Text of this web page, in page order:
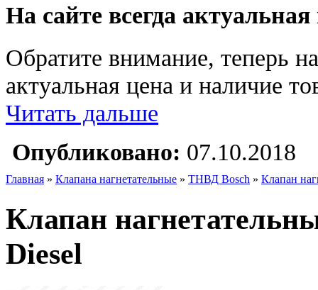
На сайте всегда
Обратите внимание, теперь
актуальная цена и наличие
Читать дальше
Опубликовано: 07.10.2018
Главная » Клапана нагнетательные » ТНВД Bosch » Клапан
Клапан
Diesel